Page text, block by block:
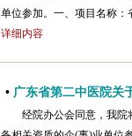
单位参加。一、项目名称
详细内容
• 广东省第二中医院关
经院办公会同意，我